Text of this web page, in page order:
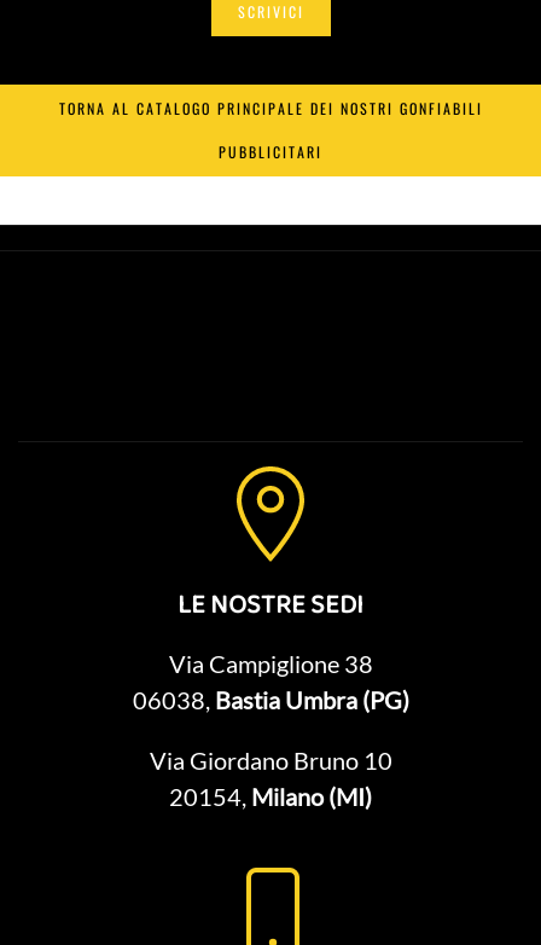
SCRIVICI
TORNA AL CATALOGO PRINCIPALE DEI NOSTRI GONFIABILI
PUBBLICITARI
LE NOSTRE SEDI
Via Campiglione 38
06038, Bastia Umbra (PG)
Via Giordano Bruno 10
20154, Milano (MI)